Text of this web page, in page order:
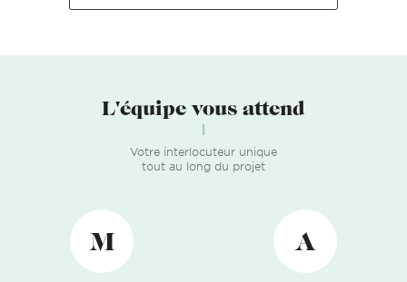
L'équipe vous attend
Votre interlocuteur unique
tout au long du projet
M A